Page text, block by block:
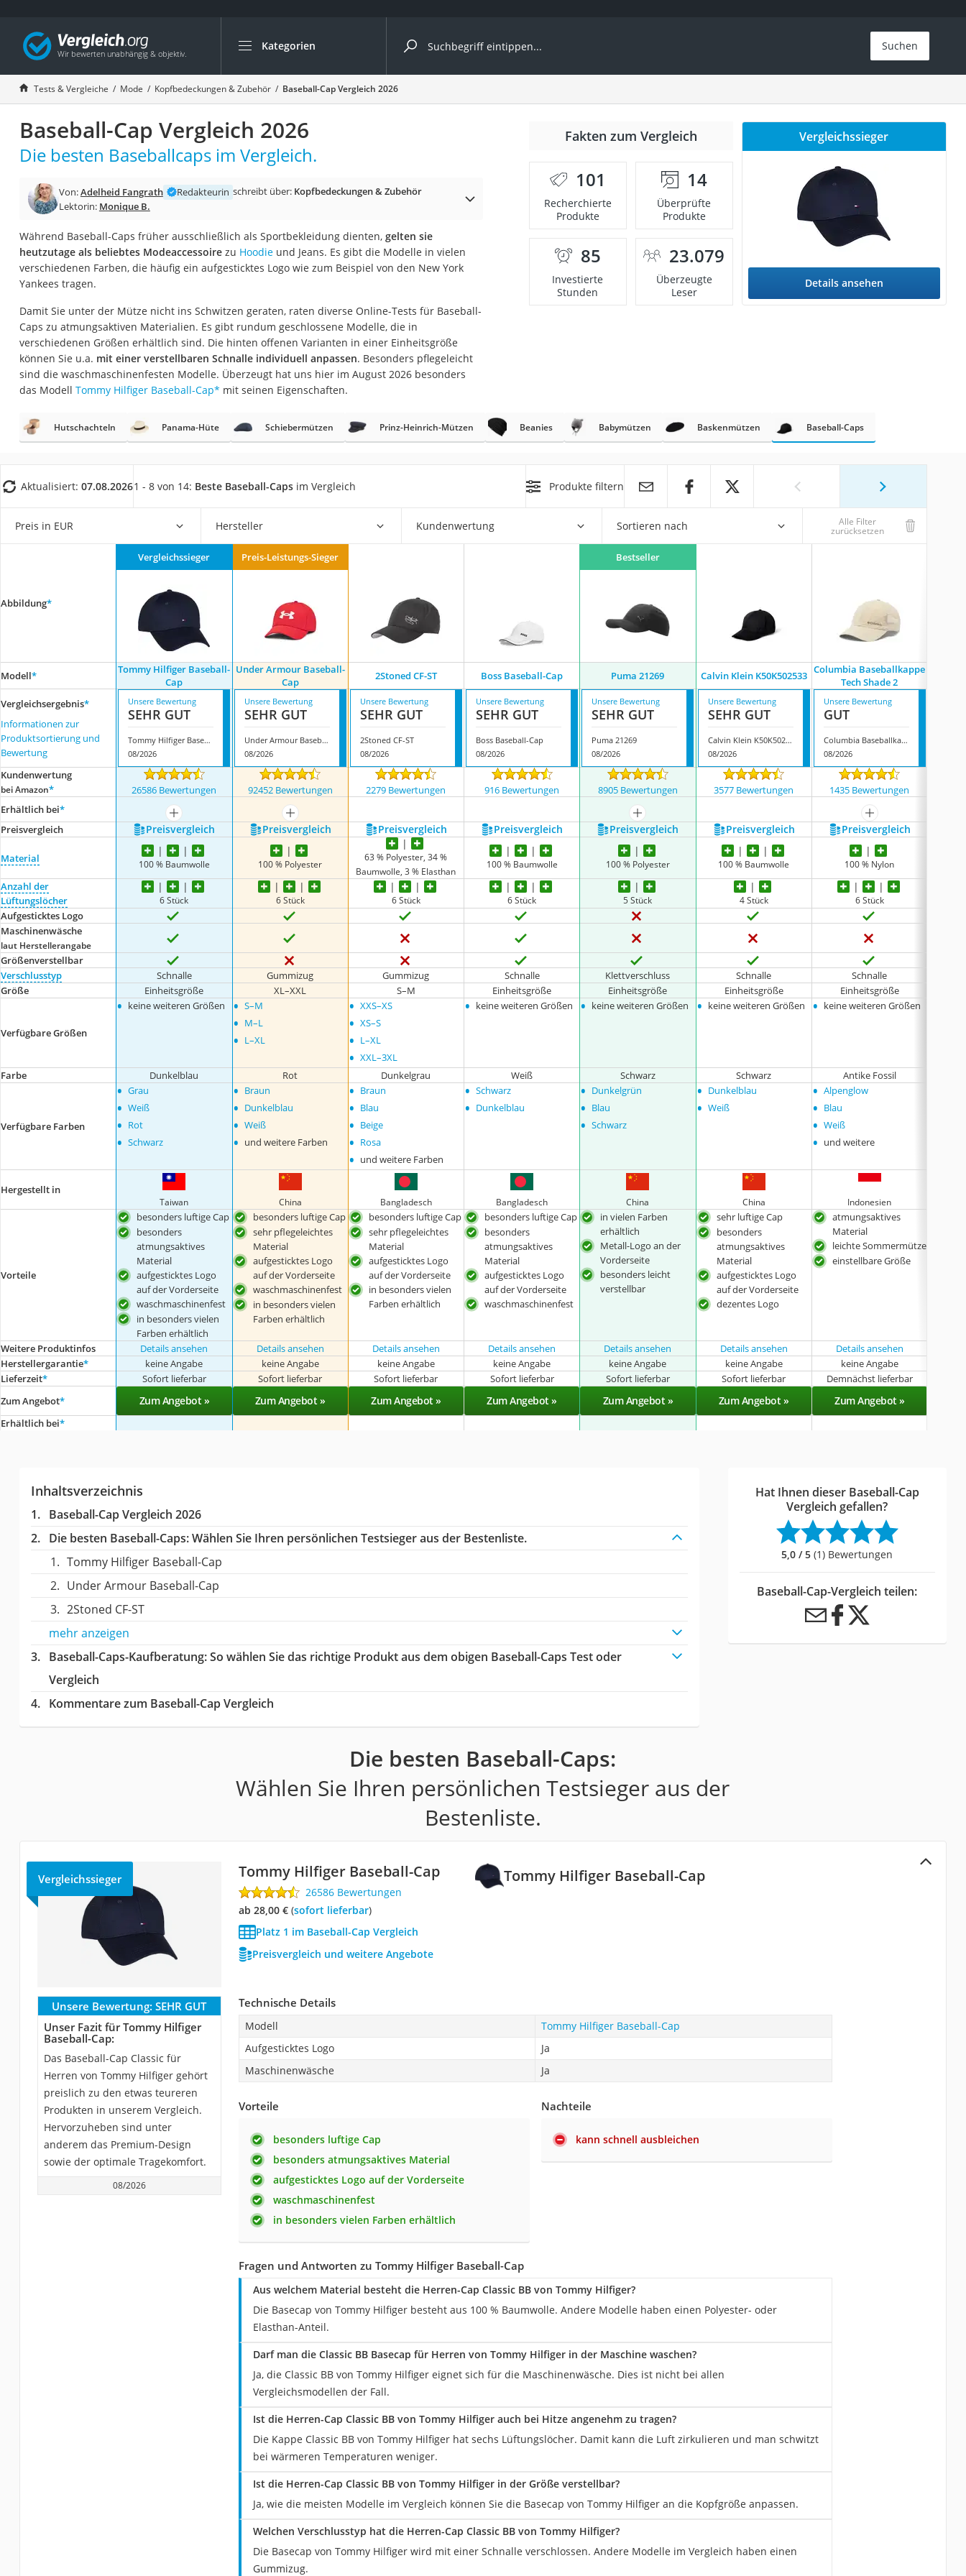
Kategorien
Die beliebtesten Vergleiche nach Kategorie
Mode
Boxershorts
Cellulite-Leggings
Herrensocken
Polarisierte Sonnenbrille
Hausschuhe Herren
Suunto-Uhr
Überzieh-Sonnenbrille
Sneaker Herren
Geldbörse Herren
Knirps-Regenschirm
Periodenunterwäsche
RFID-Schutzkarte
Motorradbrillen
Lederhose
Bademantel Herren
Service
Suchen
Tests & Vergleiche Mode Kopfbedeckungen & Zubehör Baseball-Cap Vergleich 2026
Baseball-Cap Vergleich 2026
Die besten Baseballcaps im Vergleich.
Von:Adelheid Fangrath Redakteurin schreibt über: Kopfbedeckungen & Zubehör
Lektorin: Monique B.
Während Baseball-Caps früher ausschließlich als Sportbekleidung dienten, gelten sie
heutzutage als beliebtes Modeaccessoirezu Hoodieund Jeans. Es gibt die Modelle in vielen
verschiedenen Farben, die häufig ein aufgesticktes Logo wie zum Beispiel von den New York
Yankees tragen.
Damit Sie unter der Mütze nicht ins Schwitzen geraten, raten diverse Online-Tests für Baseball-
Caps zu atmungsaktiven Materialien. Es gibt rundum geschlossene Modelle, die in
verschiedenen Größen erhältlich sind. Die hinten offenen Varianten in einer Einheitsgröße
können Sie u.a. mit einer verstellbaren Schnalle individuell anpassen. Besonders pflegeleicht
sind die waschmaschinenfesten Modelle. Überzeugt hat uns hier im August 2026 besonders
das Modell Tommy Hilfiger Baseball-Cap* mit seinen Eigenschaften.
Fakten zum Vergleich
101
Recherchierte
Produkte
14
Überprüfte
Produkte
85
Investierte
Stunden
23.079
Überzeugte
Leser
Vergleichssieger
Details ansehen
Hutschachteln Panama-Hüte Schiebermützen Prinz-Heinrich-Mützen Beanies Babymützen Baskenmützen Baseball-Caps
Aktualisiert: 07.08.20261 - 8 von 14: Beste Baseball-Caps im Vergleich Produkte filtern
Preis in EUR Hersteller Kundenwertung Sortieren nach Alle Filter
zurücksetzen
Abbildung*
Vergleichssieger Preis-Leistungs-Sieger Bestseller
Modell*
Tommy Hilfiger Baseball-
Cap
Under Armour Baseball-
Cap
2Stoned CF-ST Boss Baseball-Cap Puma 21269 Calvin Klein K50K502533 Columbia Baseballkappe
Tech Shade 2
Vergleichsergebnis*
Informationen zur
Produktsortierung und
Bewertung
Unsere Bewertung
SEHR GUT
Tommy Hilfiger Baseball-Cap
08/2026
Unsere Bewertung
SEHR GUT
Under Armour Baseball-Cap
08/2026
Unsere Bewertung
SEHR GUT
2Stoned CF-ST
08/2026
Unsere Bewertung
SEHR GUT
Boss Baseball-Cap
08/2026
Unsere Bewertung
SEHR GUT
Puma 21269
08/2026
Unsere Bewertung
SEHR GUT
Calvin Klein K50K502533
08/2026
Unsere Bewertung
GUT
Columbia Baseballkappe Tech Shade 2
08/2026
Kundenwertung
bei Amazon* 26586 Bewertungen 92452 Bewertungen 2279 Bewertungen 916 Bewertungen 8905 Bewertungen 3577 Bewertungen 1435 Bewertungen
Erhältlich bei*
mehr anzeigen mehr anzeigen mehr anzeigen
mehr anzeigen
Preis­vergleich
Preis­vergleich Preis­vergleich Preis­vergleich Preis­vergleich Preis­vergleich Preis­vergleich Preis­vergleich
Material 100 % Baumwolle 100 % Polyester
63 % Polyester, 34 %
Baumwolle, 3 % Elasthan
100 % Baumwolle 100 % Polyester 100 % Baumwolle 100 % Nylon
Anzahl der
Lüftungslöcher
6 Stück 6 Stück 6 Stück 6 Stück 5 Stück 4 Stück 6 Stück
Aufgesticktes Logo
Maschinenwäsche
laut Herstellerangabe
Größenverstellbar
Verschlusstyp
Schnalle Gummizug Gummizug Schnalle Klettverschluss Schnalle
Schnalle
Größe
Einheitsgröße XL–XXL S–M Einheitsgröße Einheitsgröße Einheitsgröße Einheitsgröße
Verfügbare Größen
• keine weiteren Größen • S–M
• M–L
• L–XL
• XXS–XS
• XS–S
• L–XL
• XXL–3XL
• keine weiteren Größen • keine weiteren Größen • keine weiteren Größen • keine weiteren Größen
Farbe Dunkelblau Rot Dunkelgrau Weiß Schwarz Schwarz Antike Fossil
Verfügbare Farben
• Grau
• Weiß
• Rot
• Schwarz
• Braun
• Dunkelblau
• Weiß
• und weitere Farben
• Braun
• Blau
• Beige
• Rosa
• und weitere Farben
• Schwarz
• Dunkelblau
• Dunkelgrün
• Blau
• Schwarz
• Dunkelblau
• Weiß
• Alpenglow
• Blau
• Weiß
• und weitere
Hergestellt in
Taiwan China Bangladesch Bangladesch China China Indonesien
Vorteile
besonders luftige Cap
besonders
atmungsaktives
Material
aufgesticktes Logo
auf der Vorderseite
waschmaschinenfest
in besonders vielen
Farben erhältlich
besonders luftige Cap
sehr pflegeleichtes
Material
aufgesticktes Logo
auf der Vorderseite
waschmaschinenfest
in besonders vielen
Farben erhältlich
besonders luftige Cap
sehr pflegeleichtes
Material
aufgesticktes Logo
auf der Vorderseite
in besonders vielen
Farben erhältlich
besonders luftige Cap
besonders
atmungsaktives
Material
aufgesticktes Logo
auf der Vorderseite
waschmaschinenfest
in vielen Farben
erhältlich
Metall-Logo an der
Vorderseite
besonders leicht
verstellbar
sehr luftige Cap
besonders
atmungsaktives
Material
aufgesticktes Logo
auf der Vorderseite
dezentes Logo
atmungsaktives
Material
leichte Sommermütze
einstellbare Größe
Weitere Produktinfos
Details ansehen Details ansehen Details ansehen Details ansehen Details ansehen Details ansehen Details ansehen
Herstellergarantie* keine Angabe keine Angabe keine Angabe keine Angabe keine Angabe keine Angabe
keine Angabe
Lieferzeit* Sofort lieferbar Sofort lieferbar Sofort lieferbar Sofort lieferbar Sofort lieferbar Sofort lieferbar Demnächst lieferbar
Zum Angebot* Zum Angebot » Zum Angebot » Zum Angebot » Zum Angebot » Zum Angebot » Zum Angebot » Zum Angebot »
Erhältlich bei*
Inhaltsverzeichnis
Baseball-Cap Vergleich 2026
Die besten Baseball-Caps:Wählen Sie Ihren persönlichen Testsieger aus der Bestenliste.
Tommy Hilfiger Baseball-Cap
Under Armour Baseball-Cap
2Stoned CF-ST
mehr anzeigen
Baseball-Caps-Kaufberatung: So wählen Sie das richtige Produkt aus dem obigen Baseball-Caps Test oder
Vergleich
Kommentare zum Baseball-Cap Vergleich
Hat Ihnen dieser Baseball-Cap
Vergleich gefallen?
5,0 / 5 (1) Bewertungen
Baseball-Cap-Vergleich teilen:
Die besten Baseball-Caps:
Wählen Sie Ihren persönlichen Testsieger aus der
Bestenliste.
Tommy Hilfiger Baseball-Cap
Vergleichssieger Tommy Hilfiger Baseball-Cap
26586 Bewertungen
ab 28,00 €( Sofort lieferbar)
Platz 1 im Baseball-Cap Vergleich
Preisvergleich und weitere Angebote
Unsere Bewertung: SEHR GUT
Unser Fazit für Tommy Hilfiger
Baseball-Cap:
Das Baseball-Cap Classic für
Herren von Tommy Hilfiger gehört
preislich zu den etwas teureren
Produkten in unserem Vergleich.
Hervorzuheben sind unter
anderem das Premium-Design
sowie der optimale Tragekomfort.
08/2026
Technische Details
Modell
Tommy Hilfiger Baseball-Cap
Aufgesticktes Logo
Ja
Maschinenwäsche
Ja
Vorteile
besonders luftige Cap
besonders atmungsaktives Material
aufgesticktes Logo auf der Vorderseite
waschmaschinenfest
in besonders vielen Farben erhältlich
Nachteile
kann schnell ausbleichen
Fragen und Antworten zu Tommy Hilfiger Baseball-Cap
Aus welchem Material besteht die Herren-Cap Classic BB von Tommy Hilfiger?
Die Basecap von Tommy Hilfiger besteht aus 100 % Baumwolle. Andere Modelle haben einen Polyester- oder
Elasthan-Anteil.
Darf man die Classic BB Basecap für Herren von Tommy Hilfiger in der Maschine waschen?
Ja, die Classic BB von Tommy Hilfiger eignet sich für die Maschinenwäsche. Dies ist nicht bei allen
Vergleichsmodellen der Fall.
Ist die Herren-Cap Classic BB von Tommy Hilfiger auch bei Hitze angenehm zu tragen?
Die Kappe Classic BB von Tommy Hilfiger hat sechs Lüftungslöcher. Damit kann die Luft zirkulieren und man schwitzt
bei wärmeren Temperaturen weniger.
Ist die Herren-Cap Classic BB von Tommy Hilfiger in der Größe verstellbar?
Ja, wie die meisten Modelle im Vergleich können Sie die Basecap von Tommy Hilfiger an die Kopfgröße anpassen.
Welchen Verschlusstyp hat die Herren-Cap Classic BB von Tommy Hilfiger?
Die Basecap von Tommy Hilfiger wird mit einer Schnalle verschlossen. Andere Modelle im Vergleich haben einen
Gummizug.